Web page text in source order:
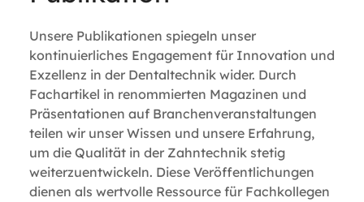
Unsere Publikationen spiegeln unser
kontinuierliches Engagement für Innovation und
Exzellenz in der Dentaltechnik wider. Durch
Fachartikel in renommierten Magazinen und
Präsentationen auf Branchenveranstaltungen
teilen wir unser Wissen und unsere Erfahrung,
um die Qualität in der Zahntechnik stetig
weiterzuentwickeln. Diese Veröffentlichungen
dienen als wertvolle Ressource für Fachkollegen